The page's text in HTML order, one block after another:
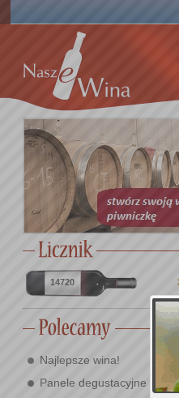
14720
Najlepsze wina!
Panele degustacyjne